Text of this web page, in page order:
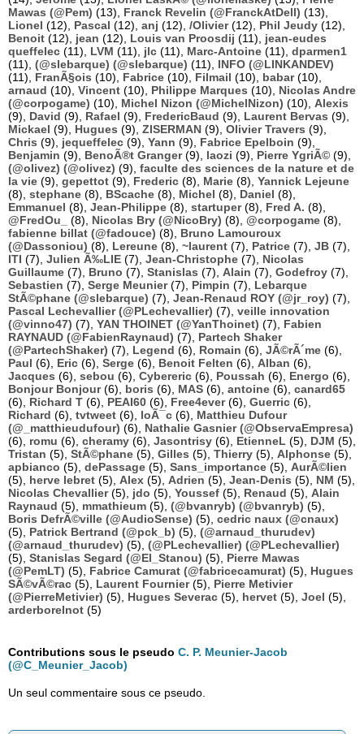
Mawas (@Pem) (13), Franck Revelin (@FranckAtDell) (13),
Lionel (12), Pascal (12), anj (12), /Olivier(12), Phil Jeudy (12),
Benoit (12), jean (12), Louis van Proosdij (11), jean-eudes
queffelec (11), LVM (11), jlc (11), Marc-Antoine (11), dparmen1
(11), (@slebarque) (@slebarque) (11), INFO (@LINKANDEV)
(11), FranÃ§ois (10), Fabrice (10), Filmail (10), babar(10),
arnaud (10), Vincent (10), Philippe Marques (10), Nicolas Andre
(@corpogame) (10), Michel Nizon (@MichelNizon) (10), Alexis
(9), David (9), Rafael (9), FredericBaud (9), Laurent Bervas (9),
Mickael (9), Hugues (9), ZISERMAN (9), Olivier Travers (9),
Chris (9), jequeffelec (9), Yann (9), Fabrice Epelboin (9),
Benjamin (9), BenoÃ®t Granger(9), laozi (9), Pierre YgriÃ© (9),
(@olivez) (@olivez) (9), faculte des sciences de la nature et de
la vie (9), gepettot (9), Frederic (8), Marie (8), Yannick Lejeune
(8), stephane (8), BScache (8), Michel (8), Daniel (8),
Emmanuel (8), Jean-Philippe (8), startuper(8), Fred A. (8),
@FredOu_
(8), Nicolas Bry (@NicoBry) (8), @corpogame (8),
fabienne billat (@fadouce) (8), Bruno Lamouroux
(@Dassoniou) (8), Lereune (8), ~laurent (7), Patrice (7), JB (7),
ITI (7), Julien Ã‰LIE (7), Jean-Christophe (7), Nicolas
Guillaume (7), Bruno (7), Stanislas (7), Alain (7), Godefroy (7),
Sebastien (7), Serge Meunier(7), Pimpin (7), Lebarque
StÃ©phane (@slebarque) (7), Jean-Renaud ROY (@jr_roy) (7),
Pascal Lechevallier (@PLechevallier) (7), veille innovation
(@vinno47) (7), YAN THOINET (@YanThoinet) (7), Fabien
RAYNAUD (@FabienRaynaud) (7), Partech Shaker
(@PartechShaker) (7), Legend (6), Romain (6), JÃ©rÃ´me (6),
Paul (6), Eric (6), Serge (6), Benoit Felten (6), Alban (6),
Jacques (6), sebou (6), Cybereric (6), Poussah (6), Energo (6),
Bonjour Bonjour(6), boris (6), MAS (6), antoine (6), canard65
(6), Richard T (6), PEAI60 (6), Free4ever(6), Guerric (6),
Richard (6), tvtweet (6), loÃ¯c (6), Matthieu Dufour
(@_matthieudufour) (6), Nathalie Gasnier (@ObservaEmpresa)
(6), romu (6), cheramy (6), Jasontrisy (6), EtienneL (5), DJM (5),
Tristan (5), StÃ©phane (5), Gilles (5), Thierry (5), Alphonse (5),
apbianco (5), dePassage (5), Sans_importance (5), AurÃ©lien
(5), herve lebret (5), Alex (5), Adrien (5), Jean-Denis (5), NM (5),
Nicolas Chevallier(5), jdo (5), Youssef (5), Renaud (5), Alain
Raynaud (5), mmathieum (5), (@bvanryb) (@bvanryb) (5),
Boris DefrÃ©ville (@AudioSense) (5), cedric naux (@cnaux)
(5), Patrick Bertrand (@pck_b) (5), (@arnaud_thurudev)
(@arnaud_thurudev) (5), (@PLechevallier) (@PLechevallier)
(5), Stanislas Segard (@El_Stanou) (5), Pierre Mawas
(@PemLT) (5), Fabrice Camurat (@fabricecamurat) (5), Hugues
SÃ©vÃ©rac (5), Laurent Fournier(5), Pierre Metivier
(@PierreMetivier) (5), Hugues Severac (5), hervet (5), Joel (5),
arderborelnot (5)
Contributions sous le pseudo C. P. Meunier-Jacob
(@C_Meunier_Jacob)
Un seul commentaire sous ce pseudo.